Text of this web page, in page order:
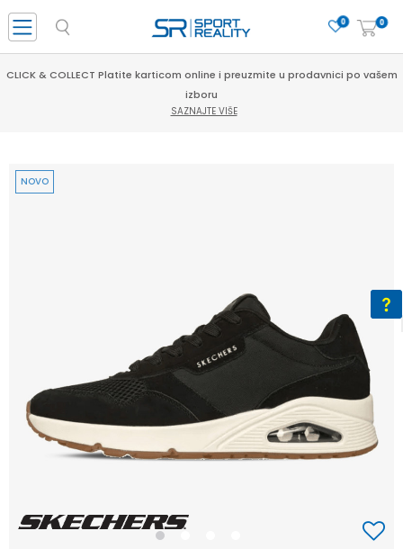
0
0
CLICK & COLLECT Platite karticom online i preuzmite u prodavnici po vašem
izboru
SAZNAJTE VIŠE
1
NOVO